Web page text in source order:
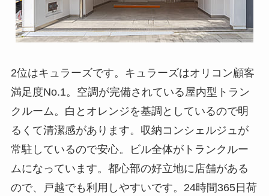
2位はキュラーズです。キュラーズはオリコン顧客
満足度No.1。空調が完備されている屋内型トラン
クルーム。白とオレンジを基調としているので明
るくて清潔感があります。収納コンシェルジュが
常駐しているので安心。ビル全体がトランクルー
ムになっています。都心部の好立地に店舗がある
ので、戸越でも利用しやすいです。24時間365日荷